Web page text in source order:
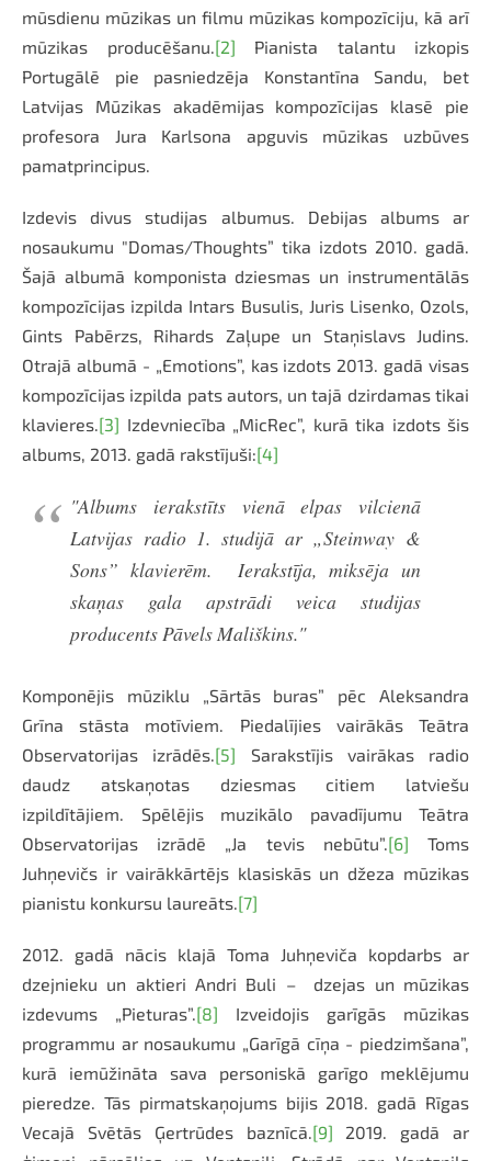
mūsdienu mūzikas un filmu mūzikas kompozīciju, kā arī
mūzikas producēšanu.[2] Pianista talantu izkopis
Portugālē pie pasniedzēja Konstantīna Sandu, bet
Latvijas Mūzikas akadēmijas kompozīcijas klasē pie
profesora Jura Karlsona apguvis mūzikas uzbūves
pamatprincipus.
Izdevis divus studijas albumus. Debijas albums ar
nosaukumu "Domas/Thoughts” tika izdots 2010. gadā.
Šajā albumā komponista dziesmas un instrumentālās
kompozīcijas izpilda Intars Busulis, Juris Lisenko, Ozols,
Gints Pabērzs, Rihards Zaļupe un Staņislavs Judins.
Otrajā albumā - „Emotions”, kas izdots 2013. gadā visas
kompozīcijas izpilda pats autors, un tajā dzirdamas tikai
klavieres.[3] Izdevniecība „MicRec”, kurā tika izdots šis
albums, 2013. gadā rakstījuši:[4]
"Albums ierakstīts vienā elpas vilcienā
Latvijas radio 1. studijā ar „Steinway &
Sons” klavierēm. Ierakstīja, miksēja un
skaņas gala apstrādi veica studijas
producents Pāvels Mališkins."
Komponējis mūziklu „Sārtās buras” pēc Aleksandra
Grīna stāsta motīviem. Piedalījies vairākās Teātra
Observatorijas izrādēs.[5] Sarakstījis vairākas radio
daudz atskaņotas dziesmas citiem latviešu
izpildītājiem. Spēlējis muzikālo pavadījumu Teātra
Observatorijas izrādē „Ja tevis nebūtu”.[6] Toms
Juhņevičs ir vairākkārtējs klasiskās un džeza mūzikas
pianistu konkursu laureāts.[7]
2012. gadā nācis klajā Toma Juhņeviča kopdarbs ar
dzejnieku un aktieri Andri Buli – dzejas un mūzikas
izdevums „Pieturas”.[8] Izveidojis garīgās mūzikas
programmu ar nosaukumu „Garīgā cīņa - piedzimšana”,
kurā iemūžināta sava personiskā garīgo meklējumu
pieredze. Tās pirmatskaņojums bijis 2018. gadā Rīgas
Vecajā Svētās Ģertrūdes baznīcā.[9] 2019. gadā ar